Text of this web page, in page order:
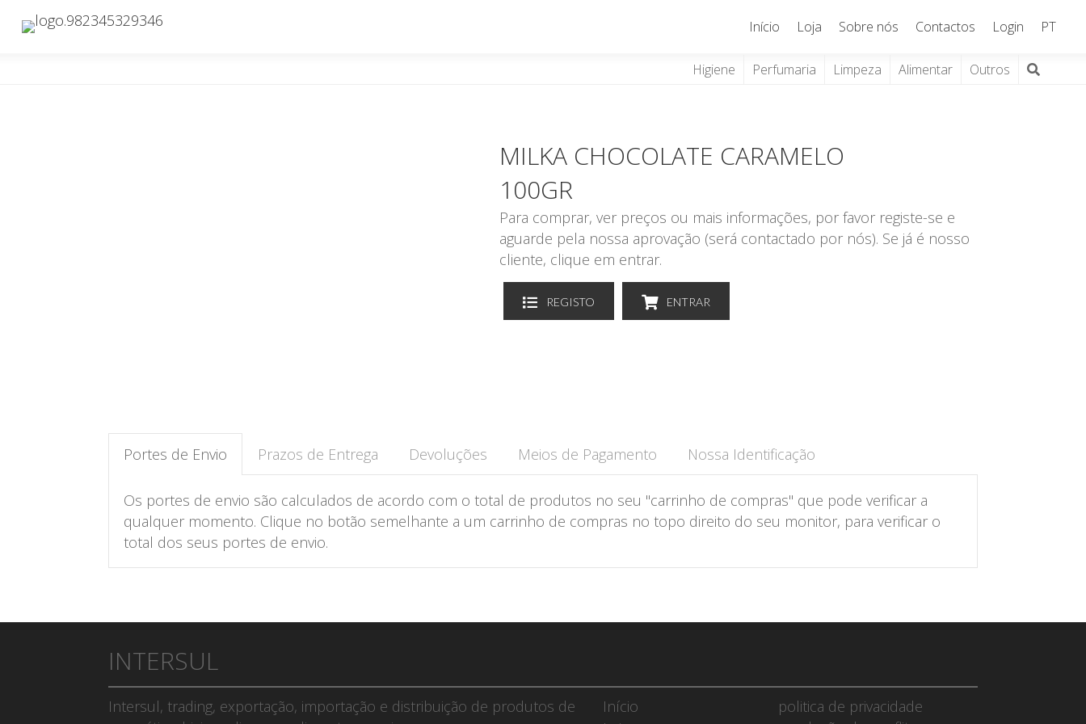
Início Loja Sobre nós Contactos Login PT
Higiene Perfumaria Limpeza Alimentar Outros
MILKA CHOCOLATE CARAMELO
100GR
Para comprar, ver preços ou mais informações, por favor registe-se e
aguarde pela nossa aprovação (será contactado por nós). Se já é nosso
cliente, clique em entrar.
REGISTO ENTRAR
Portes de Envio Prazos de Entrega Devoluções Meios de Pagamento Nossa Identificação
Os portes de envio são calculados de acordo com o total de produtos no seu "carrinho de compras" que pode verificar a
qualquer momento. Clique no botão semelhante a um carrinho de compras no topo direito do seu monitor, para verificar o
total dos seus portes de envio.
INTERSUL
Intersul, trading, exportação, importação e distribuição de produtos de
Início
politica de privacidade